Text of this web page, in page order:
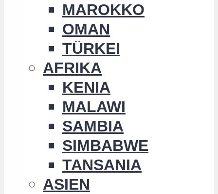
MAROKKO
OMAN
TÜRKEI
AFRIKA
KENIA
MALAWI
SAMBIA
SIMBABWE
TANSANIA
ASIEN